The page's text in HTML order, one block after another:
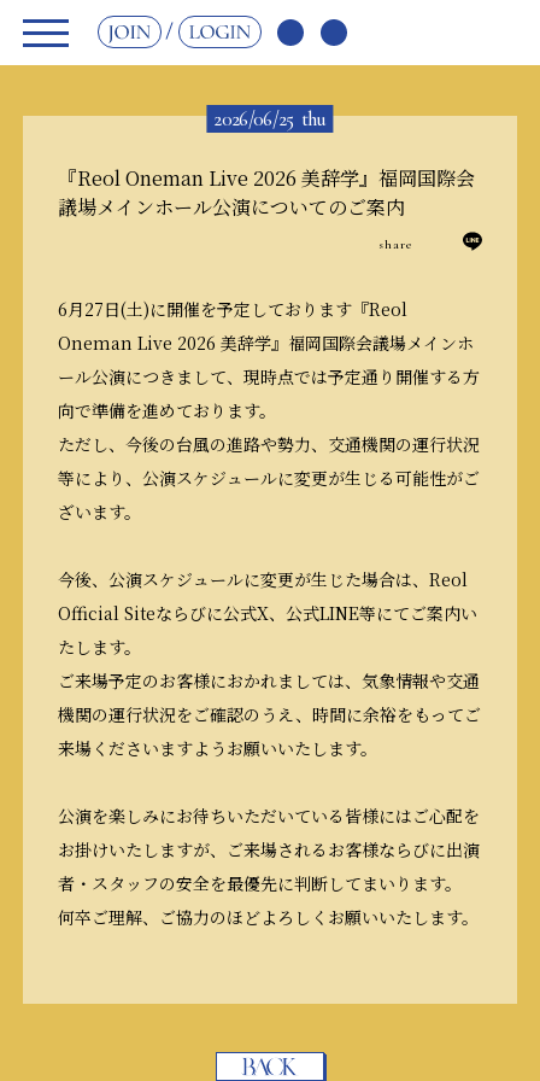
JOIN LOGIN
2026/06/25 thu
『Reol Oneman Live 2026 美辞学』福岡国際会
議場メインホール公演についてのご案内
share
6月27日(土)に開催を予定しております『Reol
Oneman Live 2026 美辞学』福岡国際会議場メインホ
ール公演につきまして、現時点では予定通り開催する方
向で準備を進めております。
ただし、今後の台風の進路や勢力、交通機関の運行状況
等により、公演スケジュールに変更が生じる可能性がご
ざいます。
今後、公演スケジュールに変更が生じた場合は、Reol
Official Siteならびに公式X、公式LINE等にてご案内い
たします。
ご来場予定のお客様におかれましては、気象情報や交通
機関の運行状況をご確認のうえ、時間に余裕をもってご
来場くださいますようお願いいたします。
公演を楽しみにお待ちいただいている皆様にはご心配を
お掛けいたしますが、ご来場されるお客様ならびに出演
者・スタッフの安全を最優先に判断してまいります。
何卒ご理解、ご協力のほどよろしくお願いいたします。